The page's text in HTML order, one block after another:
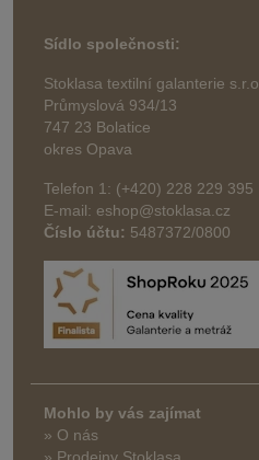
Sídlo společnosti:
Stoklasa textilní galanterie s.r.o.
Průmyslová 934/13
747 23 Bolatice
okres Opava
Telefon 1: (+420) 228 229 395
E-mail: eshop@stoklasa.cz
Číslo účtu: 5487372/0800
Mohlo by vás zajímat
» O nás